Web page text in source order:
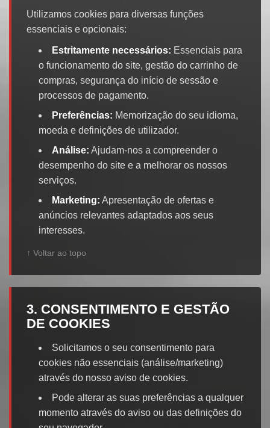
Utilizamos cookies para diversas funções
essenciais e opcionais:
Estritamente necessários: Essenciais para
o funcionamento do site, gestão do carrinho de
compras, segurança do início de sessão e
processos de pagamento.
Preferências: Memorização do seu idioma,
moeda e definições de utilizador.
Análise: Ajudam-nos a compreender o
desempenho do site e a melhorar os nossos
serviços.
Marketing: Apresentação de ofertas e
anúncios relevantes adaptados aos seus
interesses.
↑ Voltar ao topo
3. CONSENTIMENTO E GESTÃO
DE COOKIES
Solicitamos o seu consentimento para
cookies não essenciais (análise/marketing)
através do nosso aviso de cookies.
Pode alterar as suas preferências a qualquer
momento através do aviso ou das definições do